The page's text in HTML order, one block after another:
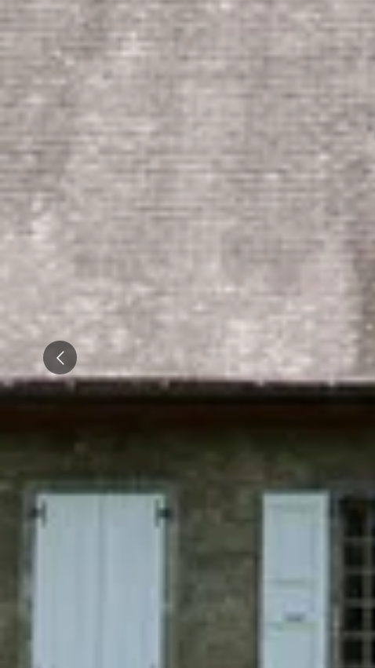
Champagne Lanson
Champagne Mercier
Champagne Moët & Chandon
Champagne Mumm
Champagne Vranken-Pommery
Villa Demoiselle
Champagne Ruinart
Champagne Taittinger
Champagne Veuve Clicquot
Pressoria
Achillée
Emile Beyer
Top Reiseziele
Alle Übernachtungen im Weingut
Prev